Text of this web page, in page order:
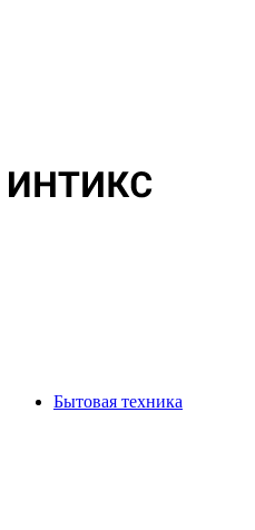
Бытовая техника